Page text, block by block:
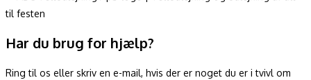
Har du brug for hjælp?
Ring til os eller skriv en e-mail, hvis der er noget du er i tvivl om